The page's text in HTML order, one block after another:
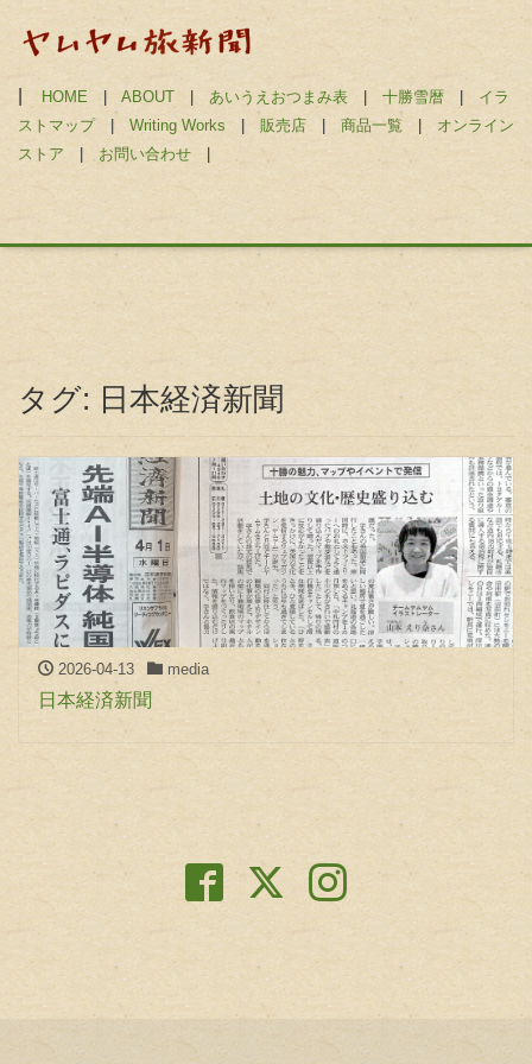
HOME | ABOUT | あいうえおつまみ表 | 十勝雪暦 | イラ
ストマップ| Writing Works | 販売店 | 商品一覧 | オンライン
ストア | お問い合わせ |
タグ: 日本経済新聞
2026-04-13 media
日本経済新聞